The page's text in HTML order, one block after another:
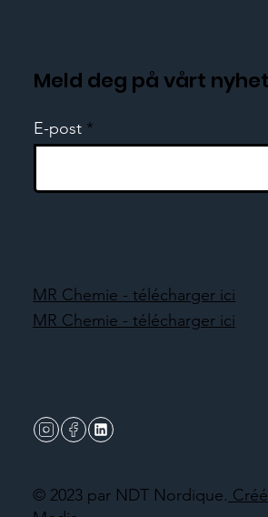
Meld deg på vårt
E-post
© 2023 par NDT Nordique.
MR Chemie - télécharger ici
MR Chemie - télécharger ici